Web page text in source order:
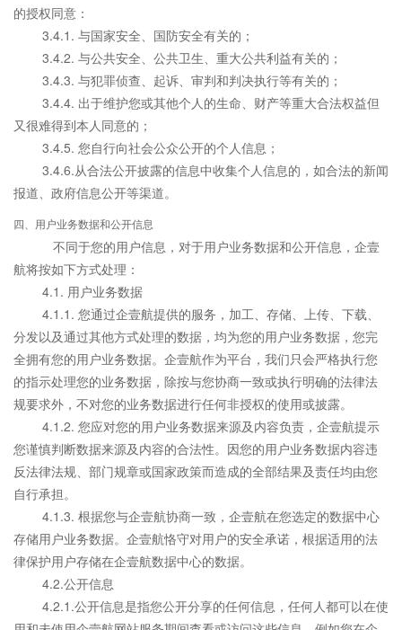
的授权同意：
3.4.1. 与国家安全、国防安全有关的；
3.4.2. 与公共安全、公共卫生、重大公共利益有关的；
3.4.3. 与犯罪侦查、起诉、审判和判决执行等有关的；
3.4.4. 出于维护您或其他个人的生命、财产等重大合法权益但
又很难得到本人同意的；
3.4.5. 您自行向社会公众公开的个人信息；
3.4.6.从合法公开披露的信息中收集个人信息的，如合法的新闻
报道、政府信息公开等渠道。
四、用户业务数据和公开信息
不同于您的用户信息，对于用户业务数据和公开信息，企壹
航将按如下方式处理：
4.1. 用户业务数据
4.1.1. 您通过企壹航提供的服务，加工、存储、上传、下载、
分发以及通过其他方式处理的数据，均为您的用户业务数据，您完
全拥有您的用户业务数据。企壹航作为平台，我们只会严格执行您
的指示处理您的业务数据，除按与您协商一致或执行明确的法律法
规要求外，不对您的业务数据进行任何非授权的使用或披露。
4.1.2. 您应对您的用户业务数据来源及内容负责，企壹航提示
您谨慎判断数据来源及内容的合法性。因您的用户业务数据内容违
反法律法规、部门规章或国家政策而造成的全部结果及责任均由您
自行承担。
4.1.3. 根据您与企壹航协商一致，企壹航在您选定的数据中心
存储用户业务数据。企壹航恪守对用户的安全承诺，根据适用的法
律保护用户存储在企壹航数据中心的数据。
4.2.公开信息
4.2.1.公开信息是指您公开分享的任何信息，任何人都可以在使